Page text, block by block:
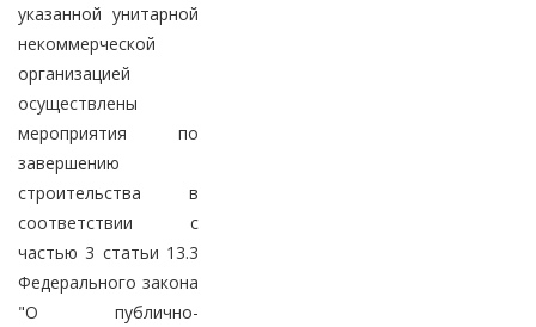
указанной унитарной
некоммерческой
организацией
осуществлены
мероприятия по
завершению
строительства в
соответствии с
частью 3 статьи 13.3
Федерального закона
"О публично-